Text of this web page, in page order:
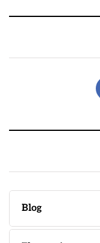
Blog